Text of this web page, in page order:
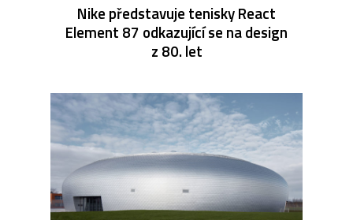
Nike představuje tenisky React
Element 87 odkazující se na design
z 80. let